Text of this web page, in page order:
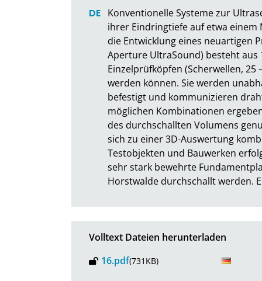
Konventionelle Systeme zur
ihrer Eindringtiefe auf etwa
die Entwicklung eines neuartigen
Aperture UltraSound) besteht aus
Einzelprüfköpfen (Scherwellen, 25
werden können. Sie werden
befestigt und kommunizieren
möglichen Kombinationen
des durchschallten Volumens
sich zu einer 3D-Auswertung
Testobjekten und Bauwerken
sehr stark bewehrte
Horstwalde durchschallt werden.
Volltext Dateien herunterladen
16.pdf(731KB)